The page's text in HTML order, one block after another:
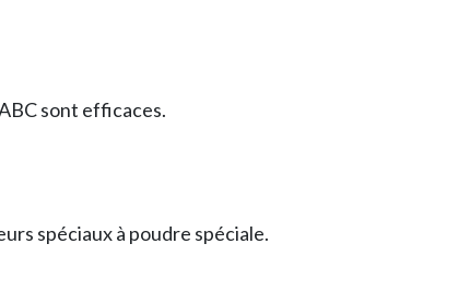
sont efficaces.
spéciaux à poudre spéciale.